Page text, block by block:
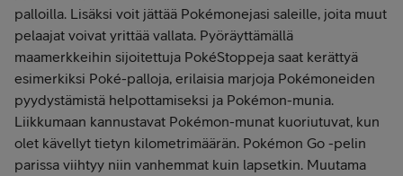
palloilla. Lisäksi voit jättää Pokémonejasi saleille, joita muut
pelaajat voivat yrittää vallata. Pyöräyttämällä
maamerkkeihin sijoitettuja PokéStoppeja saat kerättyä
esimerkiksi Poké-palloja, erilaisia marjoja Pokémoneiden
pyydystämistä helpottamiseksi ja Pokémon-munia.
Liikkumaan kannustavat Pokémon-munat kuoriutuvat, kun
olet kävellyt tietyn kilometrimäärän. Pokémon Go -pelin
parissa viihtyy niin vanhemmat kuin lapsetkin. Muutama